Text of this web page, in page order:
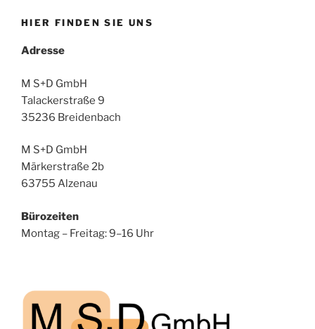
HIER FINDEN SIE UNS
Adresse
M S+D GmbH
Talackerstraße 9
35236 Breidenbach
M S+D GmbH
Märkerstraße 2b
63755 Alzenau
Bürozeiten
Montag – Freitag: 9–16 Uhr